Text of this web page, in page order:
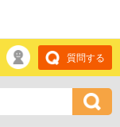
質問する